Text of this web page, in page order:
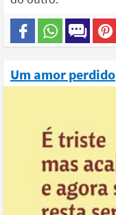
Um amor perdido